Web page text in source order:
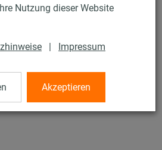
Nutzung dieser Website
| Impressum
Akzeptieren
12 / 19